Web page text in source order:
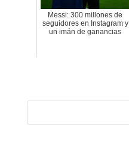
Messi: 300 millones de
seguidores en Instagram y
un imán de ganancias